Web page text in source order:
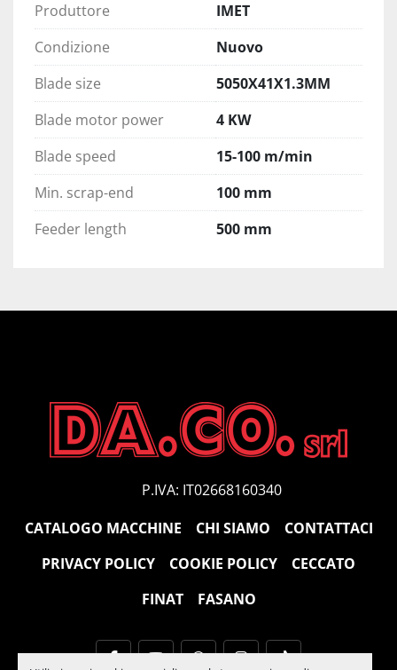
Capacità di taglio a 0°Tondo 360mm
Quadro 360mm
Rettangolo 360x360mm
Capacità di taglio per pieni (C45)350mm
Capacità di taglio a fascioMax 360x250mm
Min 130x10mm
Sfrido minimo: 210mm
Lunghezza minima tagliabile10mm
Sfrido minimo100mm (in opzione 40mm)
Dimensioni nastro5050x41x1.3mm
Inclinazione del nastro0°
Velocità lama15/100 m/min
Dimensioni - piano di lavoro -
peso3000x2600x2200mm
890mm
Produttore
IMET
Condizione
Nuovo
Blade size
5050X41X1.3MM
Blade motor power
4 KW
Blade speed
15-100 m/min
Min. scrap-end
100 mm
Feeder length
500 mm
P.IVA: IT02668160340
CATALOGO MACCHINE
CHI SIAMO
CONTATTACI
PRIVACY POLICY
COOKIE POLICY
CECCATO
FINAT
FASANO